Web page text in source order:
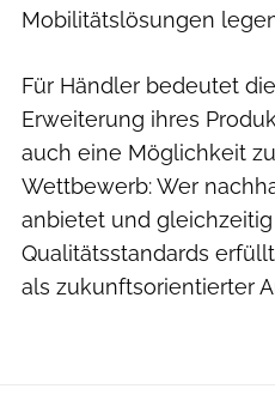
Mobilitätslösungen
Für Händler bedeutet
Erweiterung ihres
auch eine Möglichkeit
Wettbewerb: Wer
anbietet und
Qualitätsstandards
als zukunftsorientierter